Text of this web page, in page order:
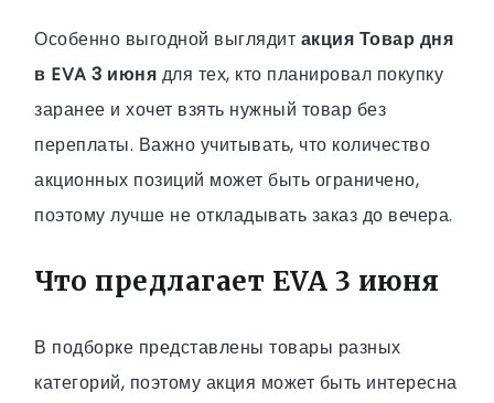
Особенно выгодной выглядит акция Товар дня
в EVA 3 июня для тех, кто планировал покупку
заранее и хочет взять нужный товар без
переплаты. Важно учитывать, что количество
акционных позиций может быть ограничено,
поэтому лучше не откладывать заказ до вечера.
Что предлагает EVA 3 июня
В подборке представлены товары разных
категорий, поэтому акция может быть интересна